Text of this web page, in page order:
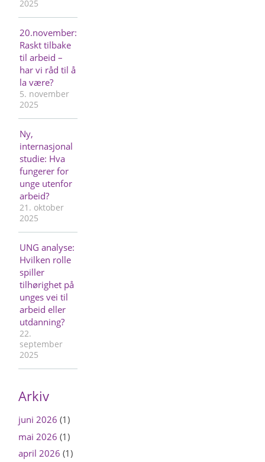
2025
20.november:
Raskt tilbake
til arbeid –
har vi råd til å
la være?
5. november
2025
Ny,
internasjonal
studie: Hva
fungerer for
unge utenfor
arbeid?
21. oktober
2025
UNG analyse:
Hvilken rolle
spiller
tilhørighet på
unges vei til
arbeid eller
utdanning?
22.
september
2025
Arkiv
juni 2026 (1)
mai 2026 (1)
april 2026 (1)